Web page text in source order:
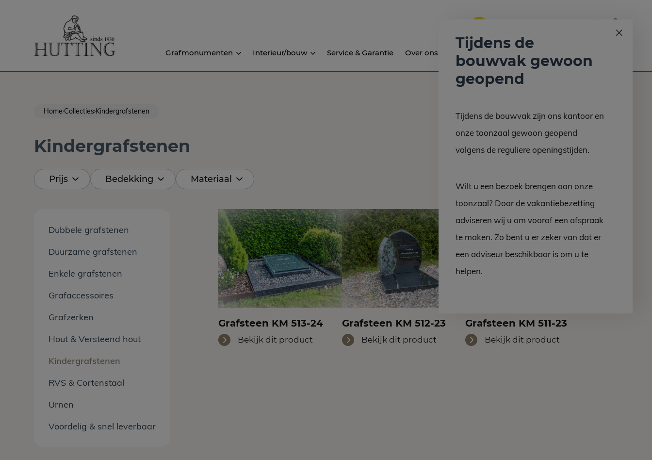
Grafmonumenten Interieur/bouw Service & Garantie Over ons Nieuws
Home Collecties Kindergrafstenen
Kindergrafstenen
Prijs Bedekking Materiaal
Dubbele grafstenen
Duurzame grafstenen
Enkele grafstenen
Grafaccessoires
Grafzerken
Hout & Versteend hout
Kindergrafstenen
RVS & Cortenstaal
Urnen
Voordelig & snel leverbaar
Grafsteen KM 513-24
Bekijk dit product
Grafsteen KM 512-23
Bekijk dit product
Grafsteen KM 511-23
Bekijk dit product
Tijdens de
bouwvak gewoon
geopend
Tijdens de bouwvak zijn ons kantoor en
onze toonzaal gewoon geopend
volgens de reguliere openingstijden.
Wilt u een bezoek brengen aan onze
toonzaal? Door de vakantiebezetting
adviseren wij u om vooraf een afspraak
te maken. Zo bent u er zeker van dat er
een adviseur beschikbaar is om u te
helpen.